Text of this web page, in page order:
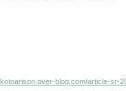
blog.com/article-sr-